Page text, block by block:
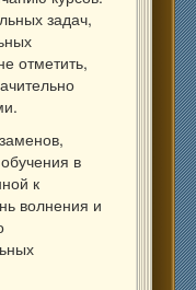
задач,
отметить,
в
к
волнения и